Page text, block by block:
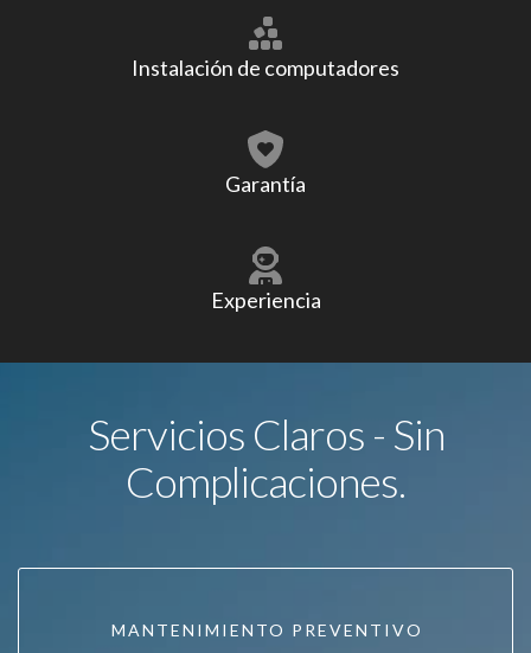
Instalación de computadores
Garantía
Experiencia
Servicios Claros - Sin
Complicaciones.
MANTENIMIENTO PREVENTIVO